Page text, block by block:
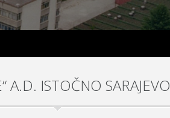
A.D. ISTOČNO SARAJEVO